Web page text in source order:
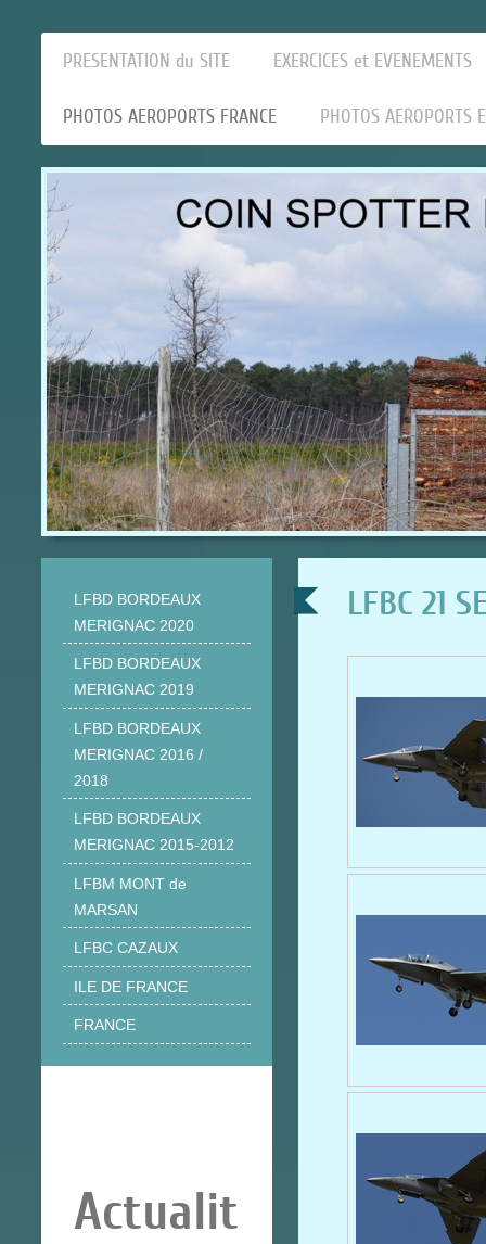
PRESENTATION du SITE EXERCICES et EVENEMENTS
PHOTOS AEROPORTS FRANCE PHOTOS AEROPORTS
LFBC 21
LFBD BORDEAUX
MERIGNAC 2020
LFBD BORDEAUX
MERIGNAC 2019
LFBD BORDEAUX
MERIGNAC 2016 /
2018
LFBD BORDEAUX
MERIGNAC 2015-2012
LFBM MONT de
MARSAN
LFBC CAZAUX
ILE DE FRANCE
FRANCE
Actualit